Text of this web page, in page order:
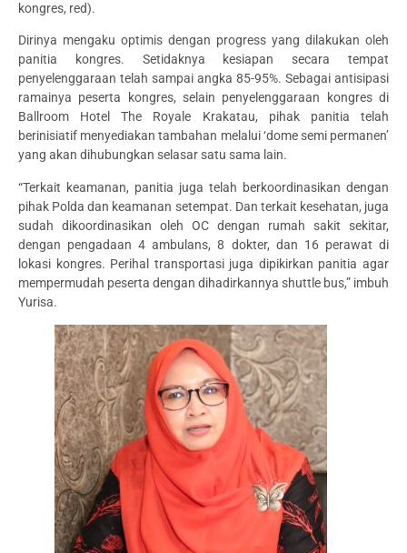
kongres, red).
Dirinya mengaku optimis dengan progress yang dilakukan oleh
panitia kongres. Setidaknya kesiapan secara tempat
penyelenggaraan telah sampai angka 85-95%. Sebagai antisipasi
ramainya peserta kongres, selain penyelenggaraan kongres di
Ballroom Hotel The Royale Krakatau, pihak panitia telah
berinisiatif menyediakan tambahan melalui ‘dome semi permanen’
yang akan dihubungkan selasar satu sama lain.
“Terkait keamanan, panitia juga telah berkoordinasikan dengan
pihak Polda dan keamanan setempat. Dan terkait kesehatan, juga
sudah dikoordinasikan oleh OC dengan rumah sakit sekitar,
dengan pengadaan 4 ambulans, 8 dokter, dan 16 perawat di
lokasi kongres. Perihal transportasi juga dipikirkan panitia agar
mempermudah peserta dengan dihadirkannya shuttle bus,” imbuh
Yurisa.